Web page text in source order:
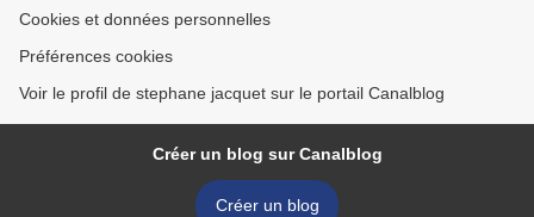
Cookies et données personnelles
Préférences cookies
Voir le profil de stephane jacquet sur le portail Canalblog
Créer un blog sur Canalblog
Créer un blog